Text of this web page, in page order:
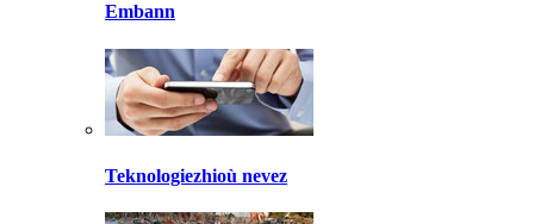
Embann
Teknologiezhioù nevez